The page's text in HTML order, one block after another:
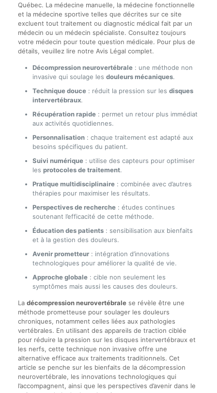
Québec. La médecine manuelle, la médecine fonctionnelle
et la médecine sportive telles que décrites sur ce site
excluent tout traitement ou diagnostic médical fait par un
médecin ou un médecin spécialiste. Consultez toujours
votre médecin pour toute question médicale. Pour plus de
détails, veuillez lire notre Avis Légal complet.
Décompression neurovertébrale: une méthode non
invasive qui soulage les douleurs mécaniques.
Technique douce: réduit la pression sur les disques
intervertébraux.
Récupération rapide: permet un retour plus immédiat
aux activités quotidiennes.
Personnalisation: chaque traitement est adapté aux
besoins spécifiques du patient.
Suivi numérique: utilise des capteurs pour optimiser
les protocoles de traitement.
Pratique multidisciplinaire: combinée avec d’autres
thérapies pour maximiser les résultats.
Perspectives de recherche: études continues
soutenant l’efficacité de cette méthode.
Éducation des patients: sensibilisation aux bienfaits
et à la gestion des douleurs.
Avenir prometteur: intégration d’innovations
technologiques pour améliorer la qualité de vie.
Approche globale: cible non seulement les
symptômes mais aussi les causes des douleurs.
La décompression neurovertébralese révèle être une
méthode prometteuse pour soulager les douleurs
chroniques, notamment celles liées aux pathologies
vertébrales. En utilisant des appareils de traction ciblée
pour réduire la pression sur les disques intervertébraux et
les nerfs, cette technique non invasive offre une
alternative efficace aux traitements traditionnels. Cet
article se penche sur les bienfaits de la décompression
neurovertébrale, les innovations technologiques qui
l’accompagnent, ainsi que les perspectives d’avenir dans le